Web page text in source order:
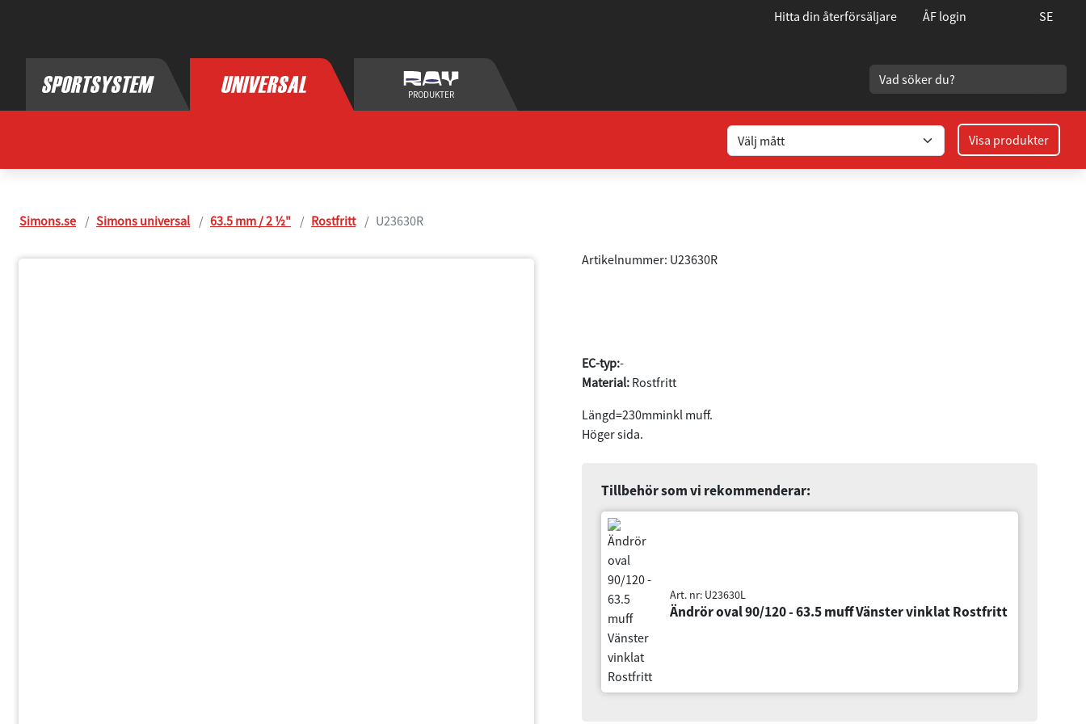
Hitta din återförsäljare ÅF login SE
Visa produkter
Simons.se Simons universal 63.5 mm / 2 ½" Rostfritt U23630R
Artikelnummer: U23630R
EC-typ:-
Material: Rostfritt
Längd=230mminkl muff.
Höger sida.
Tillbehör som vi rekommenderar:
Ändrör oval 90/120 - 63.5 muff Vänster vinklat Rostfritt
Dokument